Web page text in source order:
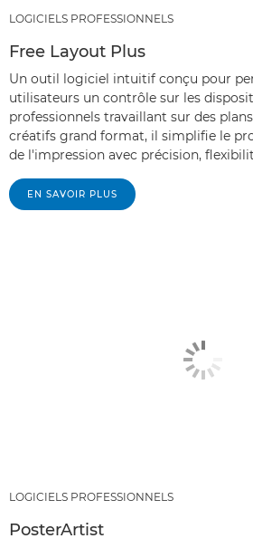
LOGICIELS PROFESSIONNELS
Free Layout Plus
Un outil logiciel intuitif conçu pour
utilisateurs un contrôle sur les
professionnels travaillant sur des
créatifs grand format, il simplifie le
de l'impression avec précision,
EN SAVOIR PLUS
LOGICIELS PROFESSIONNELS
PosterArtist